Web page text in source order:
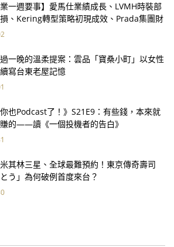
業一週要事】愛馬仕業績成長、LVMH時裝部
、Kering轉型策略初現成效、Prada集團財
一晚的溫柔提案：雲品「寶桑小町」以女性
寫台東老屋記憶
你也Podcast了！》S21E9：有些錢，本來就
的——讀《一個投機者的告白》
其林三星、全球最難預約！東京傳奇壽司
とう」為何破例首度來台？